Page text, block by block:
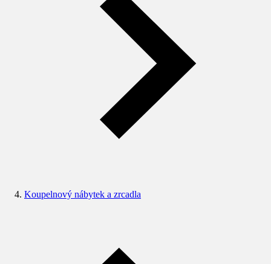
Koupelnový nábytek a zrcadla